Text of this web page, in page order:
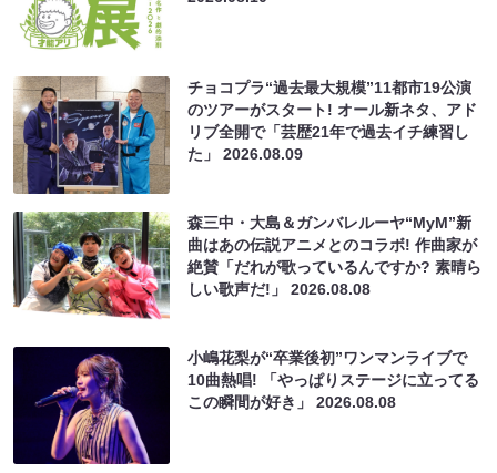
チョコプラ“過去最大規模”11都市19公演
のツアーがスタート! オール新ネタ、アド
リブ全開で「芸歴21年で過去イチ練習し
た」2026.08.09
森三中・大島＆ガンバレルーヤ“MyM”新
曲はあの伝説アニメとのコラボ! 作曲家が
絶賛「だれが歌っているんですか? 素晴ら
しい歌声だ!」2026.08.08
小嶋花梨が“卒業後初”ワンマンライブで
10曲熱唱! 「やっぱりステージに立ってる
この瞬間が好き」2026.08.08